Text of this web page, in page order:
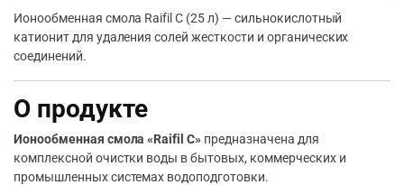
Ионообменная смола Raifil C (25 л) — сильнокислотный
катионит для удаления солей жесткости и органических
соединений.
О продукте
Ионообменная смола «Raifil C» предназначена для
комплексной очистки воды в бытовых, коммерческих и
промышленных системах водоподготовки.